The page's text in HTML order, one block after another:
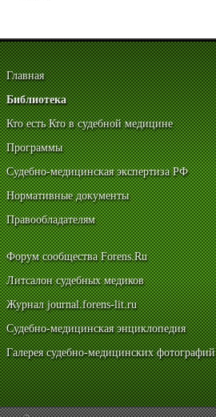
Главная
Библиотека
Кто есть Кто в судебной медицине
Программы
Судебно-медицинская экспертиза РФ
Нормативные документы
Правообладателям
Форум сообщества Forens.Ru
Литсалон судебных медиков
Журнал journal.forens-lit.ru
Судебно-медицинская энциклопедия
Галерея судебно-медицинских фотографий